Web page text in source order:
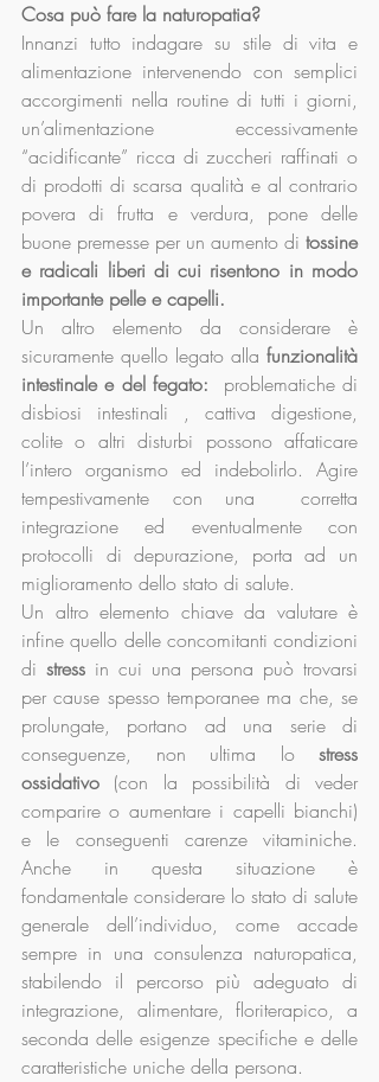
Cosa può fare la naturopatia?
Innanzi tutto indagare su stile di vita e
alimentazione intervenendo con semplici
accorgimenti nella routine di tutti i giorni,
un’alimentazione eccessivamente
“acidificante” ricca di zuccheri raffinati o
di prodotti di scarsa qualità e al contrario
povera di frutta e verdura, pone delle
buone premesse per un aumento di tossine
e radicali liberi di cui risentono in modo
importante pelle e capelli.
Un altro elemento da considerare è
sicuramente quello legato alla funzionalità
intestinale e del fegato:
problematiche di
disbiosi intestinali , cattiva digestione,
colite o altri disturbi possono affaticare
l’intero organismo ed indebolirlo. Agire
tempestivamente con una  corretta
integrazione ed eventualmente con
protocolli di depurazione, porta ad un
miglioramento dello stato di salute.
Un altro elemento chiave da valutare è
infine quello delle concomitanti condizioni
di stress in cui una persona può trovarsi
per cause spesso temporanee ma che, se
prolungate, portano ad una serie di
conseguenze, non ultima lo stress
ossidativo (con la possibilità di veder
comparire o aumentare i capelli bianchi)
e le conseguenti carenze vitaminiche.
Anche in questa situazione è
fondamentale considerare lo stato di salute
generale dell’individuo, come accade
sempre in una consulenza naturopatica,
stabilendo il percorso più adeguato di
integrazione, alimentare, floriterapico, a
seconda delle esigenze specifiche e delle
caratteristiche uniche della persona.